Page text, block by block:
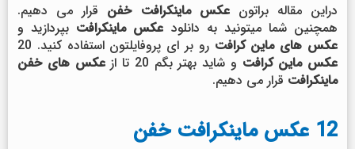
دراین مقاله براتونعکس ماینکرافت خفن قرار می دهیم.
همچنین شما میتونید به دانلود عکس ماینکرافت بپردازید و
عکس های ماین کرافت رو بر ای پروفایلتون استفاده کنید. 20
عکس ماین کرافت و شاید بهتر بگم 20 تا از
عکس های خفن
ماینکرافت قرار می دهیم.
12 عکس ماینکرافت خفن